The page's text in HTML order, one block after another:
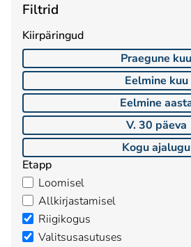
Filtrid
Kiirpäringud
Praegune kuu
Eelmine kuu
Eelmine
V. 30 päeva
Kogu ajalugu
Etapp
Loomisel
Allkirjastamisel
Riigikogus
Valitsusasutuses